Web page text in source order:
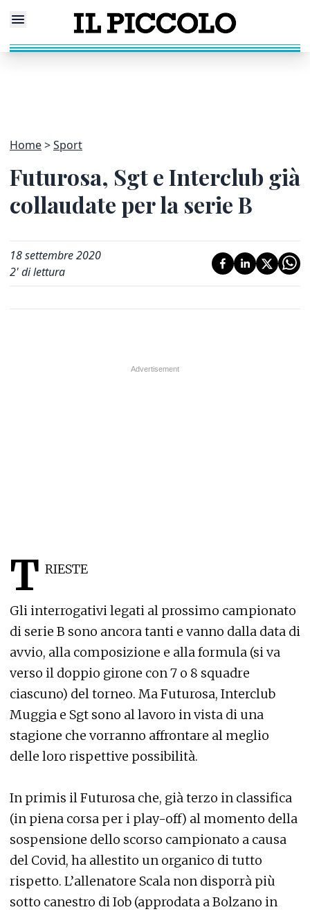
Home Sport
Futurosa, Sgt e Interclub già
collaudate per la serie B
18 settembre 2020
2' di lettura
T RIESTE
Gli interrogativi legati al prossimo campionato
di serie B sono ancora tanti e vanno dalla data di
avvio, alla composizione e alla formula (si va
verso il doppio girone con 7 o 8 squadre
ciascuno) del torneo. Ma Futurosa, Interclub
Muggia e Sgt sono al lavoro in vista di una
stagione che vorranno affrontare al meglio
delle loro rispettive possibilità.
In primis il Futurosa che, già terzo in classifica
(in piena corsa per i play-off) al momento della
sospensione dello scorso campionato a causa
del Covid, ha allestito un organico di tutto
rispetto. L’allenatore Scala non disporrà più
sotto canestro di Iob (approdata a Bolzano in